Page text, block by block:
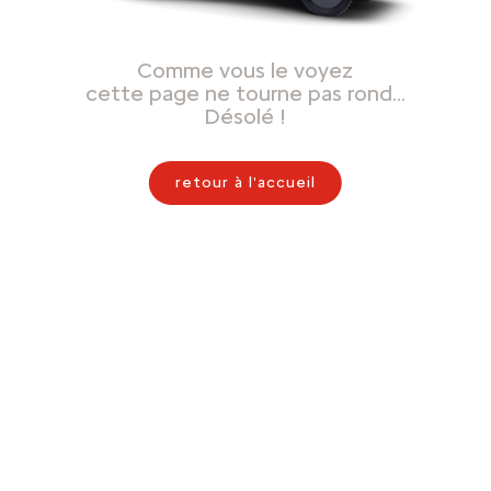
Comme vous le voyez
cette page ne tourne pas rond…
Désolé !
retour à l'accueil